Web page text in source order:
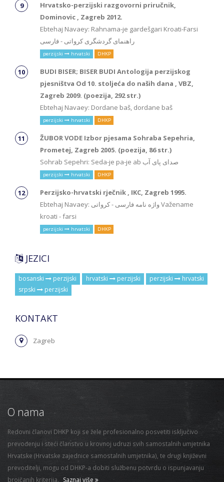
Hrvatsko-perzijski razgovorni priručnik,
Dominovic , Zagreb 2012.
Ebtehaj Navaey: Rahnama-je gardešgari Kroati-Farsi
راهنمای گردشگری کرواتی - فارسی
perzijski hrvatski DHKP
BUDI BISER; BISER BUDI Antologija perzijskog
pjesništva Od 10. stoljeća do naših dana , VBZ,
Zagreb 2009. (poezija, 292 str.)
Ebtehaj Navaey: Dordane baš, dordane baš
perzijski hrvatski DHKP
ŽUBOR VODE Izbor pjesama Sohraba Sepehria,
Prometej, Zagreb 2005. (poezija, 86 str.)
Sohrab Sepehri: Seda-je pa-je ab صدای پای آب
perzijski hrvatski DHKP
Perzijsko-hrvatski rječnik , IKC, Zagreb 1995.
Ebtehaj Navaey: واژه نامه فارسی - کرواتی Važename
kroati - farsi
perzijski hrvatski DHKP
JEZICI
bosanski perzijski hrvatski perzijski perzijski
hrvatski
srpski
perzijski
KONTAKT
Zagreb
O nama
Redovni članovi DHKP koji se žele profesionalno posvetiti isključivo
prevođenju i steći članstvo u krovnoj udruzi svih samostalnih umjetnika
Hrvatske (Hrvatske zajednice samostalnih umjetnika), te drugi književni
prevoditelji, mogu od DHKP-a dobiti službenu potvrdu o ispunjavanju
brojčanih kriterija.
Saznaj više